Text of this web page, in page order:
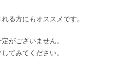
る方にもオススメです。
がございません。
てみてください。